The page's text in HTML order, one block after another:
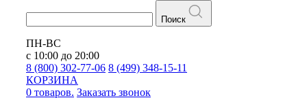
Поиск
ПН-ВС
с 10:00 до 20:00
8 (800) 302-77-06 8 (499) 348-15-11
КОРЗИНА
0 товаров. Заказать звонок